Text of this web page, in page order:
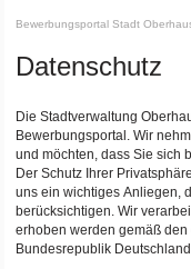
Bewerbungsportal Stadt
Datenschutz
Die Stadtverwaltung
Bewerbungsportal. Wir
und möchten, dass Sie sich
Der Schutz Ihrer
uns ein wichtiges Anliegen,
berücksichtigen. Wir
erhoben werden gemäß
Bundesrepublik